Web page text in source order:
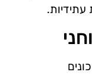
עתידיות.